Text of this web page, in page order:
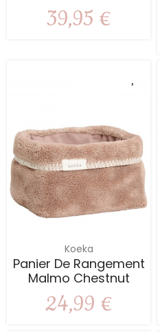
39,95 €
Koeka
Panier De Rangement
Malmo Chestnut
24,99 €